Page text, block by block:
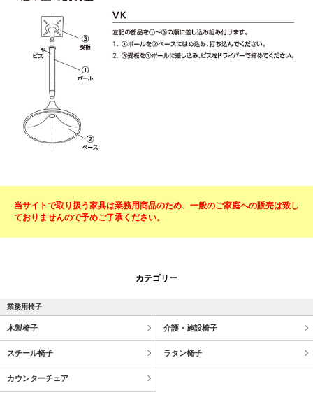
当サイトで取り扱う家具は業務用商品のため、一般のご家庭への販売は致し
ておりませんので予めご了承ください。
カテゴリー
業務用椅子
木製椅子 介護・施設椅子
スチール椅子 ラタン椅子
カウンターチェア